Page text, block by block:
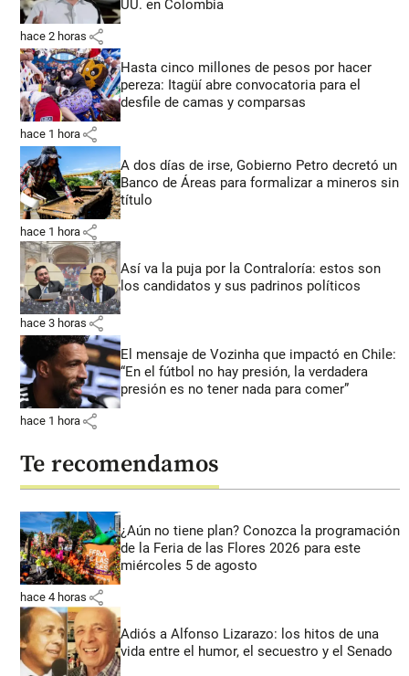
UU. en Colombia
hace 2 horas share
Hasta cinco millones de pesos por hacer
pereza: Itagüí abre convocatoria para el
desfile de camas y comparsas
hace 1 hora share
A dos días de irse, Gobierno Petro decretó un
Banco de Áreas para formalizar a mineros sin
título
hace 1 hora share
Así va la puja por la Contraloría: estos son
los candidatos y sus padrinos políticos
hace 3 horas share
El mensaje de Vozinha que impactó en Chile:
“En el fútbol no hay presión, la verdadera
presión es no tener nada para comer”
hace 1 hora share
Te recomendamos
¿Aún no tiene plan? Conozca la programación
de la Feria de las Flores 2026 para este
miércoles 5 de agosto
hace 4 horas share
Adiós a Alfonso Lizarazo: los hitos de una
vida entre el humor, el secuestro y el Senado